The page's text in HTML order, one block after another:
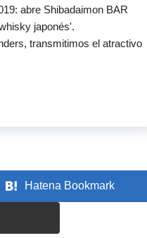
abre Shibadaimon BAR
japonés'.
transmitimos el atractivo
Hatena Bookmark